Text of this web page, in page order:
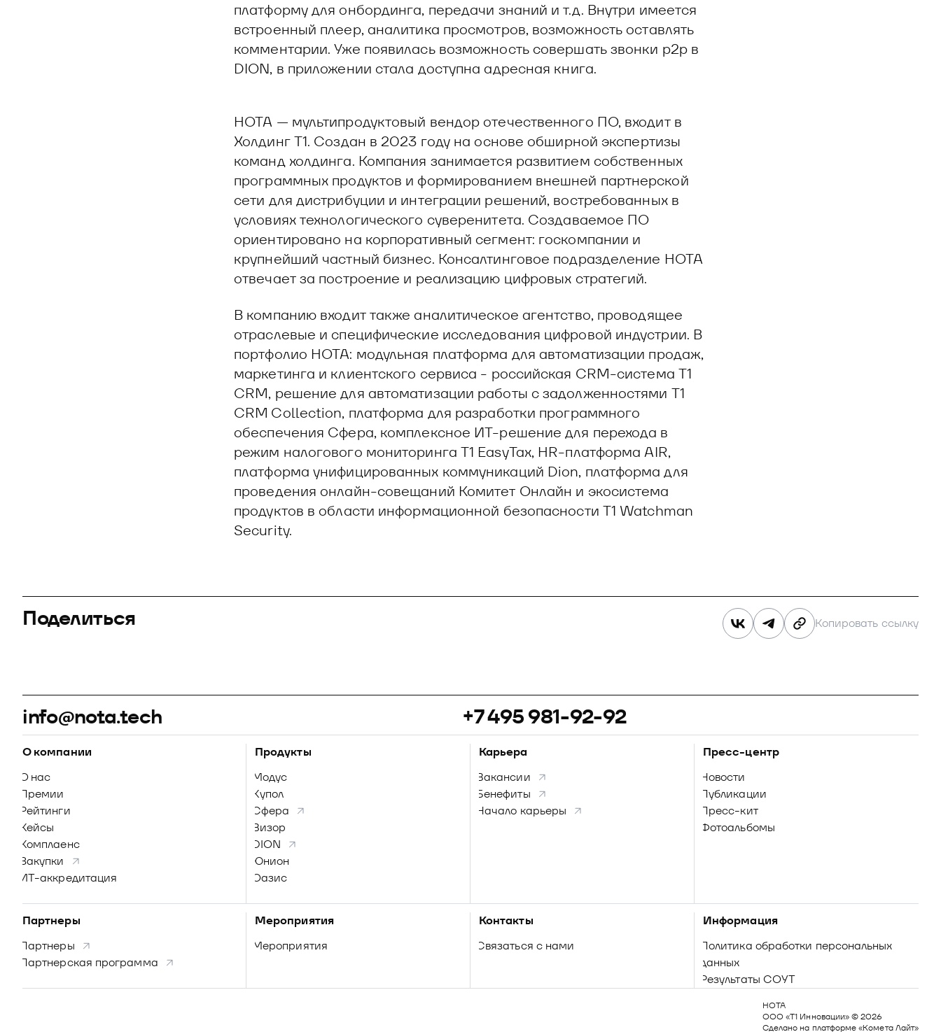
платформу для онбординга, передачи знаний и т.д. Внутри имеется
встроенный плеер, аналитика просмотров, возможность оставлять
комментарии. Уже появилась возможность совершать звонки p2p в
DION, в приложении стала доступна адресная книга.
НОТА — мультипродуктовый вендор отечественного ПО, входит в
Холдинг Т1. Создан в 2023 году на основе обширной экспертизы
команд холдинга. Компания занимается развитием собственных
программных продуктов и формированием внешней партнерской
сети для дистрибуции и интеграции решений, востребованных в
условиях технологического суверенитета. Создаваемое ПО
ориентировано на корпоративный сегмент: госкомпании и
крупнейший частный бизнес. Консалтинговое подразделение НОТА
отвечает за построение и реализацию цифровых стратегий.
В компанию входит также аналитическое агентство, проводящее
отраслевые и специфические исследования цифровой индустрии. В
портфолио НОТА: модульная платформа для автоматизации продаж,
маркетинга и клиентского сервиса - российская CRM-система T1
CRM, решение для автоматизации работы с задолженностями T1
CRM Collection, платформа для разработки программного
обеспечения Сфера, комплексное ИТ-решение для перехода в
режим налогового мониторинга T1 EasyTax, HR-платформа AIR,
платформа унифицированных коммуникаций Dion, платформа для
проведения онлайн-совещаний Комитет Онлайн и экосистема
продуктов в области информационной безопасности Т1 Watchman
Security.
Поделиться Копировать ссылку
info@nota.tech +7 495 981-92-92
О компании
О нас
Премии
Рейтинги
Кейсы
Комплаенс
Закупки
ИТ-аккредитация
Продукты
Модус
Купол
Сфера
Визор
DION
Юнион
Оазис
Карьера
Вакансии
Бенефиты
Начало карьеры
Пресс-центр
Новости
Публикации
Пресс-кит
Фотоальбомы
Партнеры
Партнеры
Партнерская программа
Мероприятия
Мероприятия
Контакты
Связаться с нами
Информация
Политика обработки персональных
данных
Результаты СОУТ
НОТА
ООО «Т1 Инновации» © 2026
Сделано на платформе «Комета Лайт»